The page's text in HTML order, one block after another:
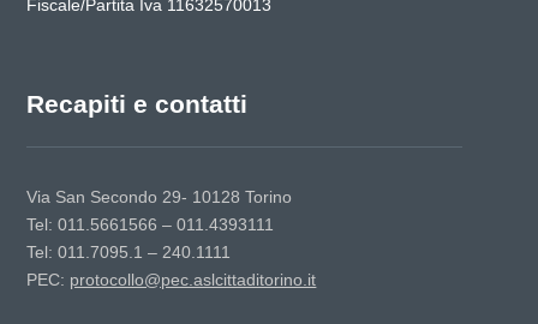
Fiscale/Partita Iva 11632570013
Recapiti e contatti
Via San Secondo 29- 10128 Torino
Tel: 011.5661566 – 011.4393111
Tel: 011.7095.1 – 240.1111
PEC: protocollo@pec.aslcittaditorino.it